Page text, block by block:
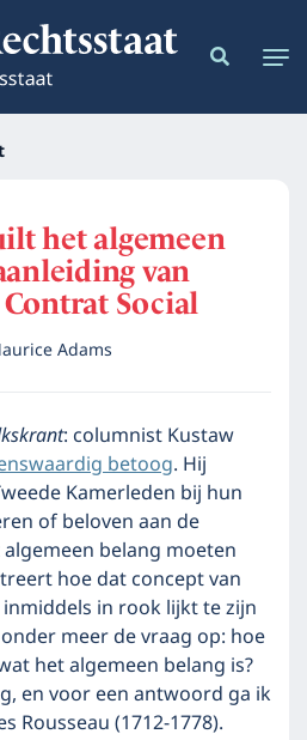
het algemeen
van
Contrat Social
Adams
: columnist Kustaw
betoog. Hij
Kamerleden bij hun
of beloven aan de
belang moeten
hoe dat concept van
in rook lijkt te zijn
meer de vraag op: hoe
het algemeen belang is?
en voor een antwoord ga ik
Rousseau (1712-1778).